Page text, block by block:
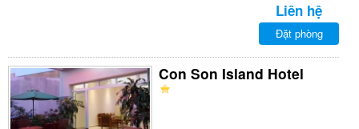
Liên hệ
Đặt phòng
Con Son Island Hotel